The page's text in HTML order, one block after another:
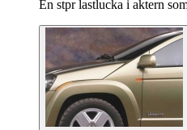
En stpr lastlucka i aktern